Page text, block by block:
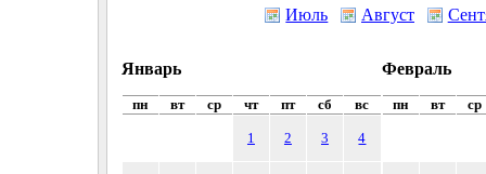
Июль
Август
Январь
пн вт ср чт пт сб вс
1 2 3 4
Февраль
пн вт ср